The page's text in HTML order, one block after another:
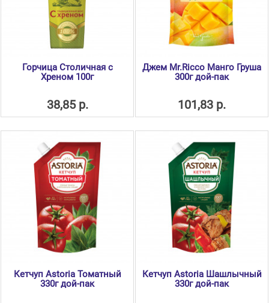
Горчица Столичная с
Хреном 100г
38,85 р.
Джем Mr.Ricco Манго Груша
300г дой-пак
101,83 р.
Кетчуп Astoria Томатный
330г дой-пак
Кетчуп Astoria Шашлычный
330г дой-пак